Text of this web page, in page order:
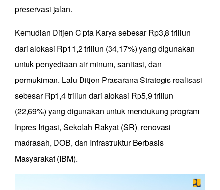
preservasi jalan.
Kemudian Ditjen Cipta Karya sebesar Rp3,8 triliun
dari alokasi Rp11,2 triliun (34,17%) yang digunakan
untuk penyediaan air minum, sanitasi, dan
permukiman. Lalu Ditjen Prasarana Strategis realisasi
sebesar Rp1,4 triliun dari alokasi Rp5,9 triliun
(22,69%) yang digunakan untuk mendukung program
Inpres Irigasi, Sekolah Rakyat (SR), renovasi
madrasah, DOB, dan Infrastruktur Berbasis
Masyarakat (IBM).